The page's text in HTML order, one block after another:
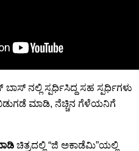
ನಲ್ಲಿ ಸ್ಪರ್ಧಿಸಿದ್ದ ಸಹ ಸ್ಪರ್ಧಿಗಳು
ಬಿಡುಗಡೆ ಮಾಡಿ, ನೆಚ್ಚಿನ ಗೆಳೆಯನಿಗೆ
ಚಿತ್ರದಲ್ಲಿ “ಜಿ ಅಕಾಡೆಮಿ”ಯಲ್ಲಿ